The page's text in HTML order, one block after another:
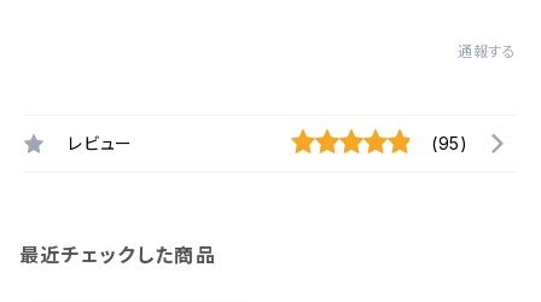
通報する
レビュー (95)
最近チェックした商品